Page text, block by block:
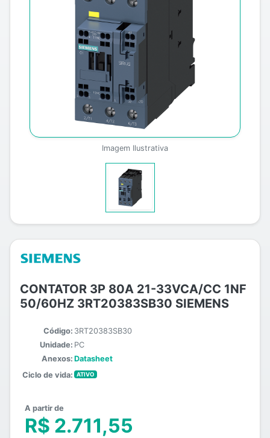
Imagem Ilustrativa
CONTATOR 3P 80A 21-33VCA/CC 1NF
50/60HZ 3RT20383SB30 SIEMENS
Código: 3RT20383SB30
Unidade: PC
Anexos: Datasheet
Ciclo de vida:
ATIVO
A partir de
R$ 2.711,55